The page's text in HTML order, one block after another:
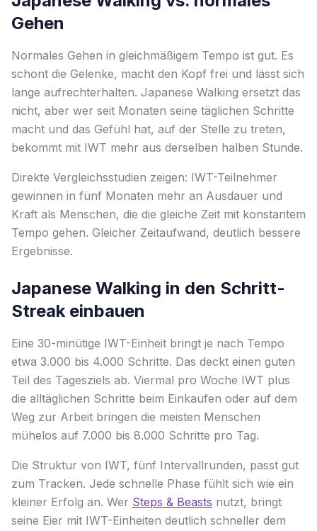
Gehen
Normales Gehen in gleichmäßigem Tempo ist gut. Es
schont die Gelenke, macht den Kopf frei und lässt sich
lange aufrechterhalten. Japanese Walking ersetzt das
nicht, aber wer seit Monaten seine täglichen Schritte
macht und das Gefühl hat, auf der Stelle zu treten,
bekommt mit IWT mehr aus derselben halben Stunde.
Direkte Vergleichsstudien zeigen: IWT-Teilnehmer
gewinnen in fünf Monaten mehr an Ausdauer und
Kraft als Menschen, die die gleiche Zeit mit konstantem
Tempo gehen. Gleicher Zeitaufwand, deutlich bessere
Ergebnisse.
Japanese Walking in den Schritt-
Streak einbauen
Eine 30-minütige IWT-Einheit bringt je nach Tempo
etwa 3.000 bis 4.000 Schritte. Das deckt einen guten
Teil des Tagesziels ab. Viermal pro Woche IWT plus
die alltäglichen Schritte beim Einkaufen oder auf dem
Weg zur Arbeit bringen die meisten Menschen
mühelos auf 7.000 bis 8.000 Schritte pro Tag.
Die Struktur von IWT, fünf Intervallrunden, passt gut
zum Tracken. Jede schnelle Phase fühlt sich wie ein
kleiner Erfolg an. Wer Steps & Beasts nutzt, bringt
seine Eier mit IWT-Einheiten deutlich schneller dem